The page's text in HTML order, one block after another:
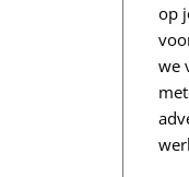
op
we